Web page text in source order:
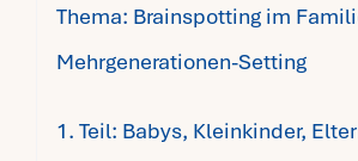
Thema: Brainspotting im
Mehrgenerationen-Setting
1. Teil: Babys, Kleinkinder,